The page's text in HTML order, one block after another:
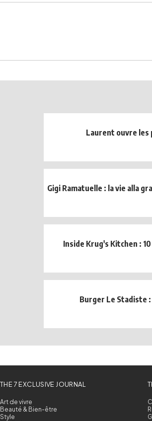
Laurent ouvre les
Gigi Ramatuelle : la vie alla
Inside Krug's Kitchen :
Burger Le Stadiste
THE 7 EXCLUSIVE JOURNAL
Art de vivre
Beauté & Bien-être
Style